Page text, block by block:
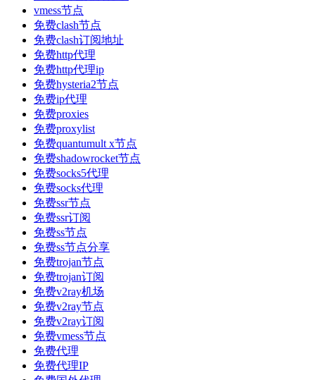
vmess节点
免费clash节点
免费clash订阅地址
免费http代理
免费http代理ip
免费hysteria2节点
免费ip代理
免费proxies
免费proxylist
免费quantumult x节点
免费shadowrocket节点
免费socks5代理
免费socks代理
免费ssr节点
免费ssr订阅
免费ss节点
免费ss节点分享
免费trojan节点
免费trojan订阅
免费v2ray机场
免费v2ray节点
免费v2ray订阅
免费vmess节点
免费代理
免费代理IP